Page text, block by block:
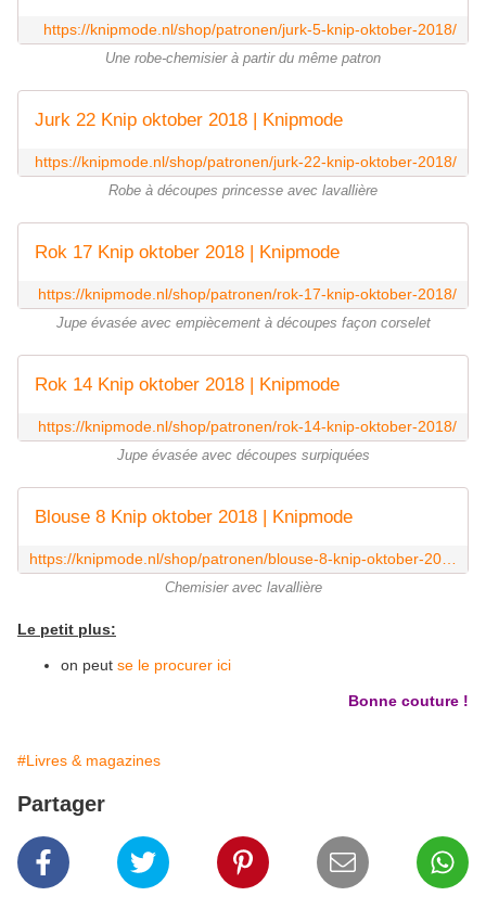
https://knipmode.nl/shop/patronen/jurk-5-knip-oktober-2018/
Une robe-chemisier à partir du même patron
Jurk 22 Knip oktober 2018 | Knipmode
https://knipmode.nl/shop/patronen/jurk-22-knip-oktober-2018/
Robe à découpes princesse avec lavallière
Rok 17 Knip oktober 2018 | Knipmode
https://knipmode.nl/shop/patronen/rok-17-knip-oktober-2018/
Jupe évasée avec empiècement à découpes façon corselet
Rok 14 Knip oktober 2018 | Knipmode
https://knipmode.nl/shop/patronen/rok-14-knip-oktober-2018/
Jupe évasée avec découpes surpiquées
Blouse 8 Knip oktober 2018 | Knipmode
Chemisier avec lavallière
Le petit plus:
on peut se le procurer ici
Bonne couture !
#Livres & magazines
Partager